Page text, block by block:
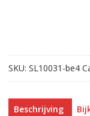
SKU: SL10031-be4
Beschrijving